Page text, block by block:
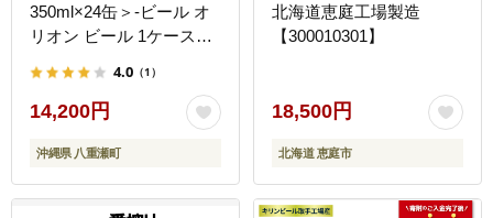
350ml×24缶＞-ビール オ
リオン ビール 1ケース
やすい こだわり 改良 リ
ニューアル おすすめ 沖縄
県 八重瀬町【価格改定
YI】
4.0 （1）
14,200円
沖縄県 八重瀬町
北海道恵庭工場製造
【300010301】
18,500円
北海道 恵庭市